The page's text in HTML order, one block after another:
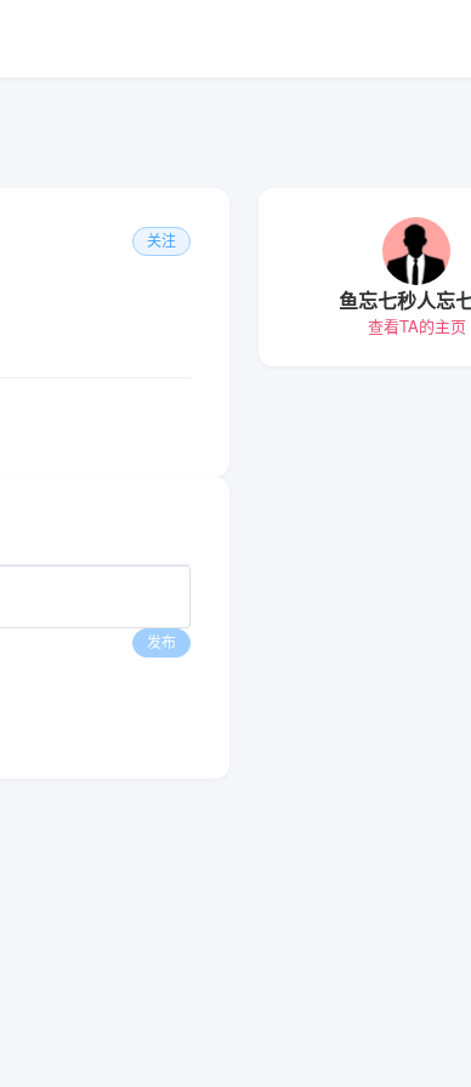
关注
发布
鱼忘七秒人忘
查看TA的主页